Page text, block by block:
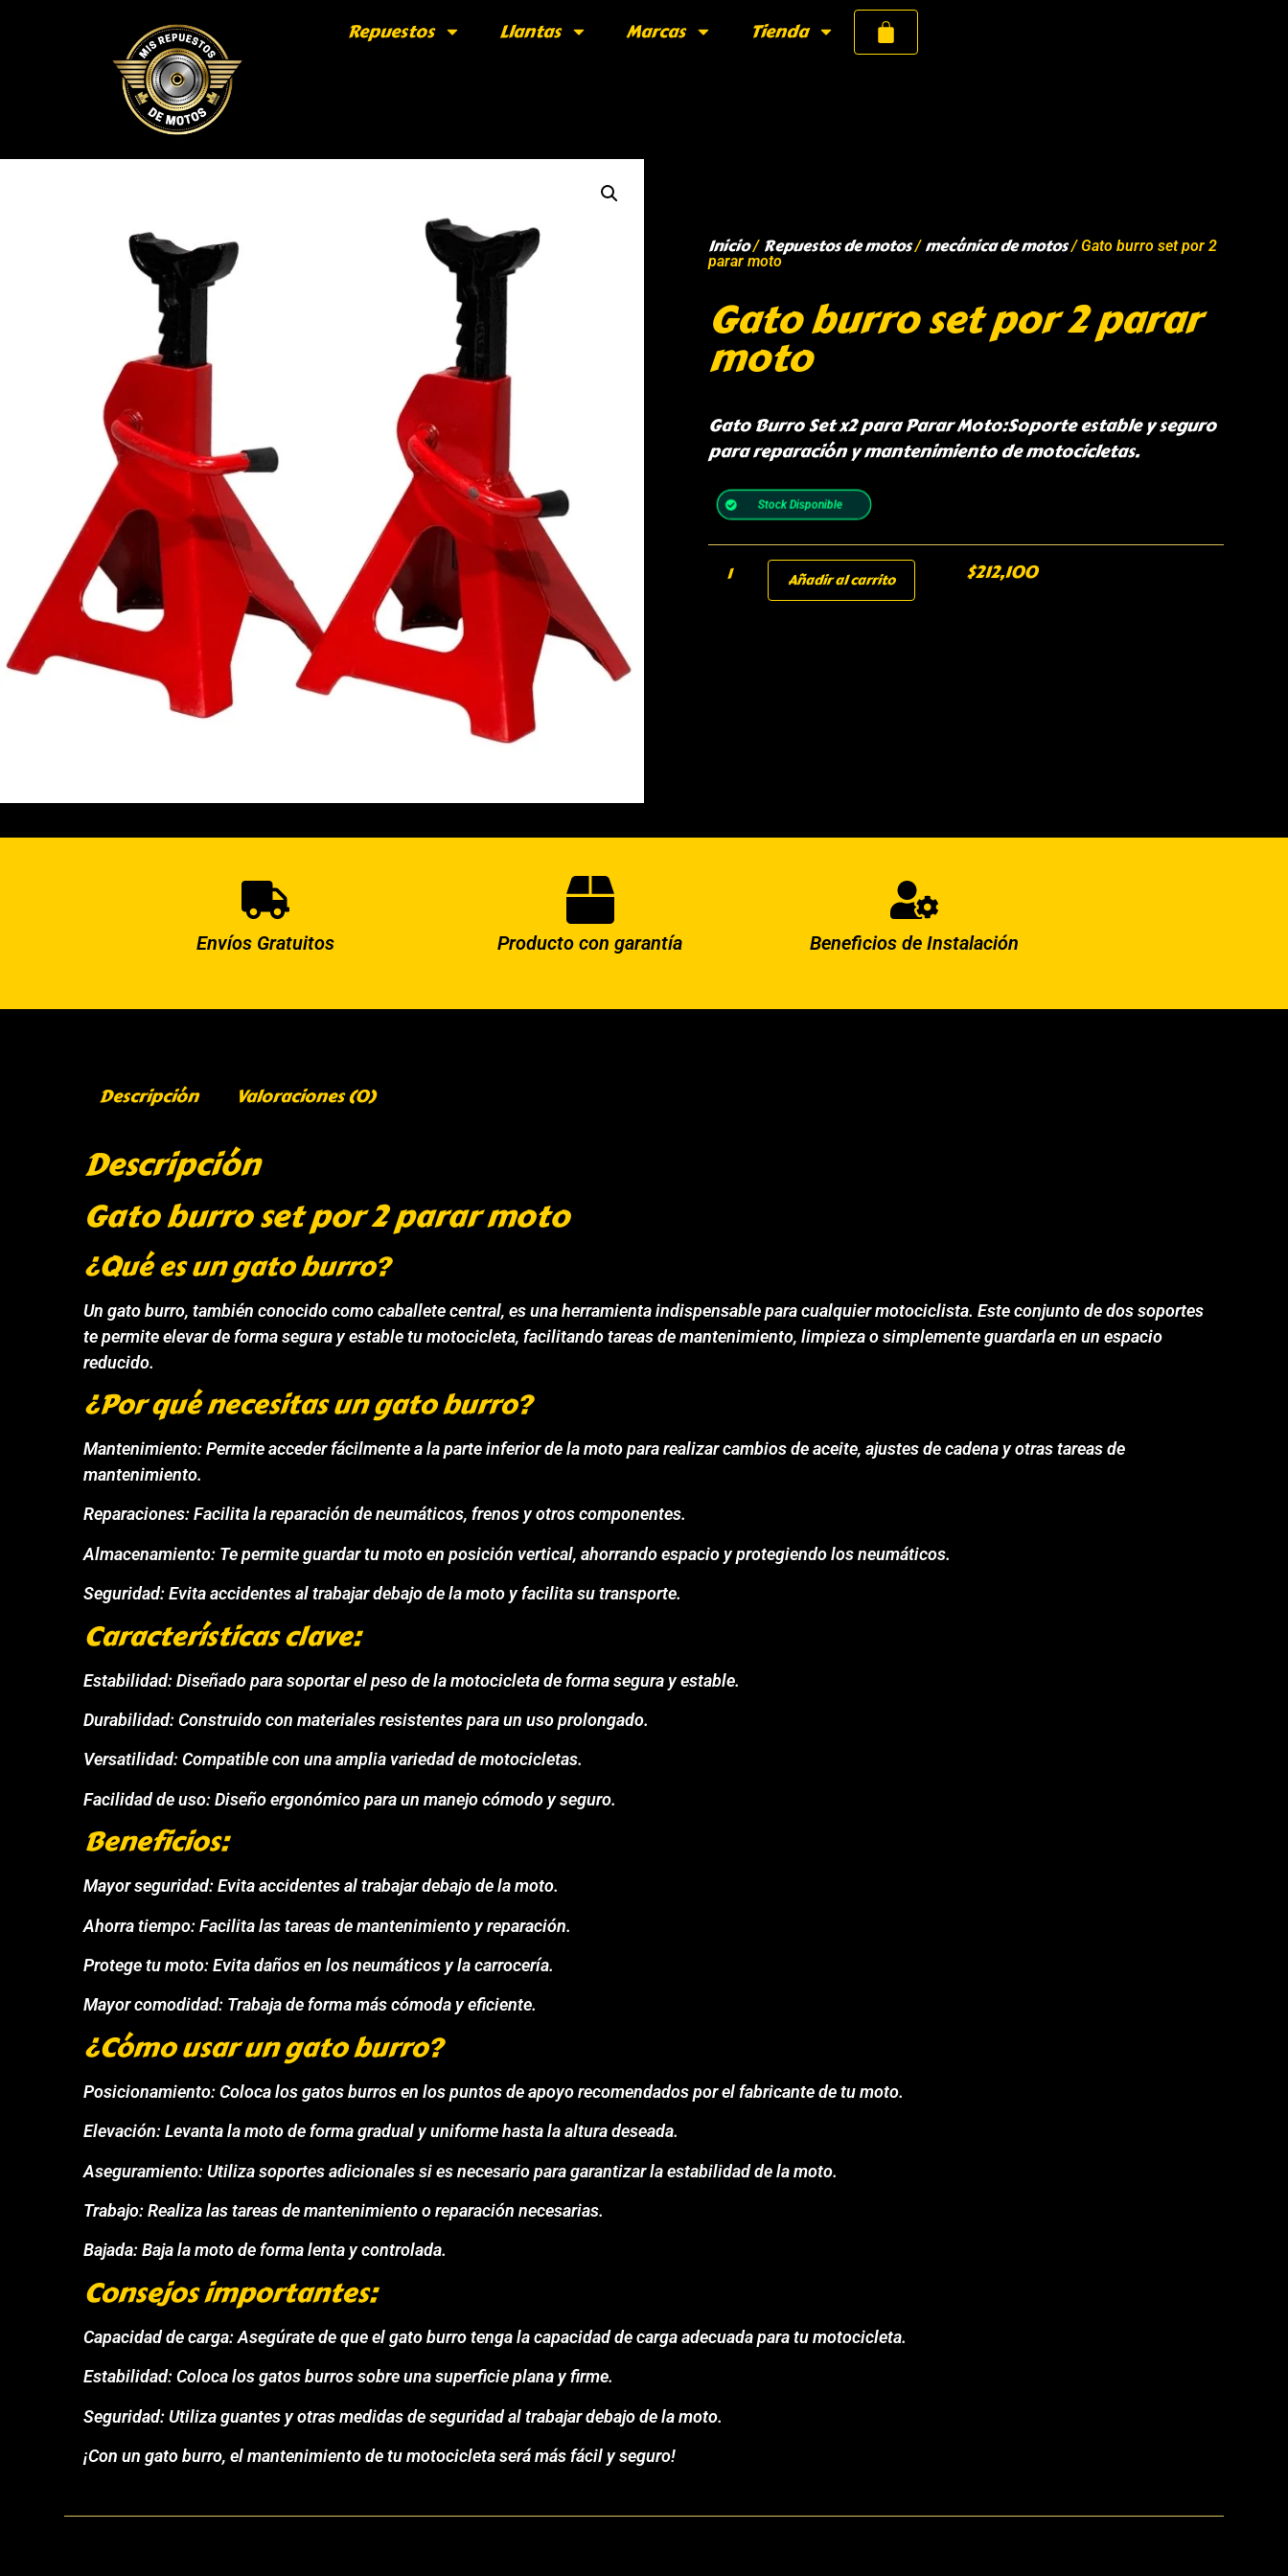
Repuestos Llantas Marcas Tienda
Inicio/ Repuestos de motos/ mecánica de motos/ Gato burro set por 2
parar moto
Gato burro set por 2 parar
moto
Gato Burro Set x2 para Parar Moto:Soporte estable y seguro
para reparación y mantenimiento de motocicletas.
Stock Disponible
$212,100
Añadir al carrito
Envíos Gratuitos Producto con garantía Beneficios de Instalación
Descripción Valoraciones (0)
Descripción
Gato burro set por 2 parar moto
¿Qué es un gato burro?
Un gato burro, también conocido como caballete central, es una herramienta indispensable para cualquier motociclista. Este conjunto de dos soportes
te permite elevar de forma segura y estable tu motocicleta, facilitando tareas de mantenimiento, limpieza o simplemente guardarla en un espacio
reducido.
¿Por qué necesitas un gato burro?
Mantenimiento: Permite acceder fácilmente a la parte inferior de la moto para realizar cambios de aceite, ajustes de cadena y otras tareas de
mantenimiento.
Reparaciones: Facilita la reparación de neumáticos, frenos y otros componentes.
Almacenamiento: Te permite guardar tu moto en posición vertical, ahorrando espacio y protegiendo los neumáticos.
Seguridad: Evita accidentes al trabajar debajo de la moto y facilita su transporte.
Características clave:
Estabilidad: Diseñado para soportar el peso de la motocicleta de forma segura y estable.
Durabilidad: Construido con materiales resistentes para un uso prolongado.
Versatilidad: Compatible con una amplia variedad de motocicletas.
Facilidad de uso: Diseño ergonómico para un manejo cómodo y seguro.
Beneficios:
Mayor seguridad: Evita accidentes al trabajar debajo de la moto.
Ahorra tiempo: Facilita las tareas de mantenimiento y reparación.
Protege tu moto: Evita daños en los neumáticos y la carrocería.
Mayor comodidad: Trabaja de forma más cómoda y eficiente.
¿Cómo usar un gato burro?
Posicionamiento: Coloca los gatos burros en los puntos de apoyo recomendados por el fabricante de tu moto.
Elevación: Levanta la moto de forma gradual y uniforme hasta la altura deseada.
Aseguramiento: Utiliza soportes adicionales si es necesario para garantizar la estabilidad de la moto.
Trabajo: Realiza las tareas de mantenimiento o reparación necesarias.
Bajada: Baja la moto de forma lenta y controlada.
Consejos importantes:
Capacidad de carga: Asegúrate de que el gato burro tenga la capacidad de carga adecuada para tu motocicleta.
Estabilidad: Coloca los gatos burros sobre una superficie plana y firme.
Seguridad: Utiliza guantes y otras medidas de seguridad al trabajar debajo de la moto.
¡Con un gato burro, el mantenimiento de tu motocicleta será más fácil y seguro!